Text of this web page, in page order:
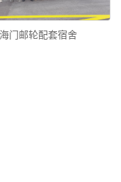
海门邮轮配套宿舍